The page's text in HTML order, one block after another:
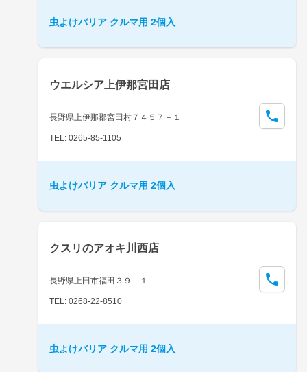
虫よけバリア クルマ用 2個入
ウエルシア上伊那宮田店
長野県上伊那郡宮田村７４５７－１
TEL: 0265-85-1105
虫よけバリア クルマ用 2個入
クスリのアオキ川西店
長野県上田市福田３９－１
TEL: 0268-22-8510
虫よけバリア クルマ用 2個入